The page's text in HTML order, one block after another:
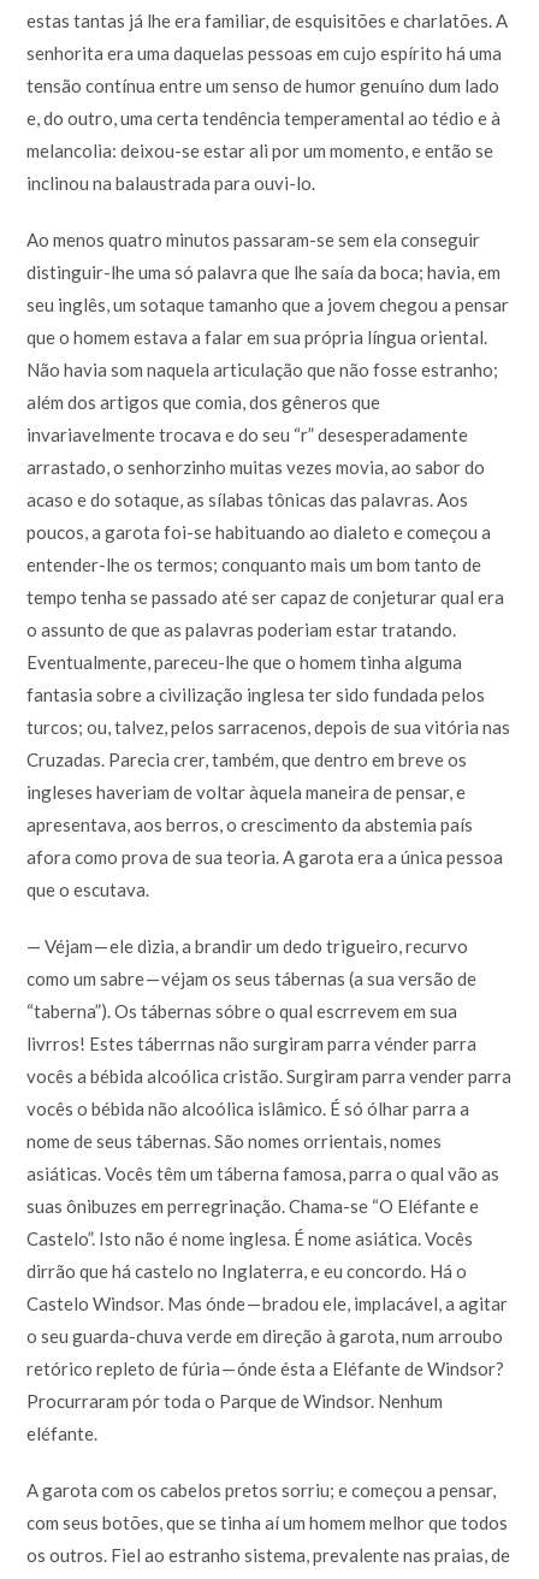
estas tantas já lhe era familiar, de esquisitões e charlatões. A
senhorita era uma daquelas pessoas em cujo espírito há uma
tensão contínua entre um senso de humor genuíno dum lado
e, do outro, uma certa tendência temperamental ao tédio e à
melancolia: deixou-se estar ali por um momento, e então se
inclinou na balaustrada para ouvi-lo.
Ao menos quatro minutos passaram-se sem ela conseguir
distinguir-lhe uma só palavra que lhe saía da boca; havia, em
seu inglês, um sotaque tamanho que a jovem chegou a pensar
que o homem estava a falar em sua própria língua oriental.
Não havia som naquela articulação que não fosse estranho;
além dos artigos que comia, dos gêneros que
invariavelmente trocava e do seu “r” desesperadamente
arrastado, o senhorzinho muitas vezes movia, ao sabor do
acaso e do sotaque, as sílabas tônicas das palavras. Aos
poucos, a garota foi-se habituando ao dialeto e começou a
entender-lhe os termos; conquanto mais um bom tanto de
tempo tenha se passado até ser capaz de conjeturar qual era
o assunto de que as palavras poderiam estar tratando.
Eventualmente, pareceu-lhe que o homem tinha alguma
fantasia sobre a civilização inglesa ter sido fundada pelos
turcos; ou, talvez, pelos sarracenos, depois de sua vitória nas
Cruzadas. Parecia crer, também, que dentro em breve os
ingleses haveriam de voltar àquela maneira de pensar, e
apresentava, aos berros, o crescimento da abstemia país
afora como prova de sua teoria. A garota era a única pessoa
que o escutava.
— Véjam — ele dizia, a brandir um dedo trigueiro, recurvo
como um sabre — véjam os seus tábernas (a sua versão de
“taberna”). Os tábernas sóbre o qual escrrevem em sua
livrros! Estes táberrnas não surgiram parra vénder parra
vocês a bébida alcoólica cristão. Surgiram parra vender parra
vocês o bébida não alcoólica islâmico. É só ólhar parra a
nome de seus tábernas. São nomes orrientais, nomes
asiáticas. Vocês têm um táberna famosa, parra o qual vão as
suas ônibuzes em perregrinação. Chama-se “O Eléfante e
Castelo”. Isto não é nome inglesa. É nome asiática. Vocês
dirrão que há castelo no Inglaterra, e eu concordo. Há o
Castelo Windsor. Mas ónde — bradou ele, implacável, a agitar
o seu guarda-chuva verde em direção à garota, num arroubo
retórico repleto de fúria — ónde ésta a Eléfante de Windsor?
Procurraram pór toda o Parque de Windsor. Nenhum
eléfante.
A garota com os cabelos pretos sorriu; e começou a pensar,
com seus botões, que se tinha aí um homem melhor que todos
os outros. Fiel ao estranho sistema, prevalente nas praias, de